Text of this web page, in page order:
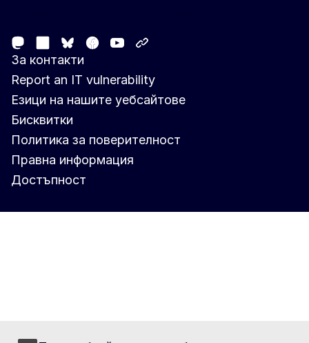
MastodonLinkedIn
Bluesky
Facebook
Youtube
За контакти
Report an IT vulnerability
Езици на нашите уебсайтове
Бисквитки
Политика за поверителност
Правна информация
Достъпност